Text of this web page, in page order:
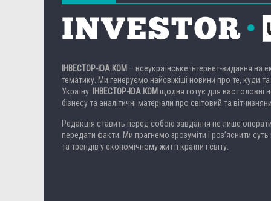
ІНВЕСТОР-ЮА.КОМ – всеукраїнське інтернет-видання на
тематику. Ми генеруємо найсвіжіші новини про те, куди та
Україну.
ІНВЕСТОР-ЮА.КОМ щодня готує для вас головні
бізнесу та аналітичні матеріали про світовий та
Редакція ставить перед собою завдання не лише
передати факти. Ми прагнемо зрозуміти і роз’яснити суть
та трендів у економічному житті країни і світу.